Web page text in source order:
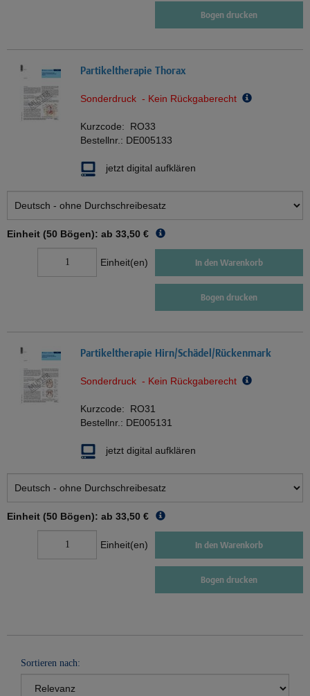
Bogen drucken
Partikeltherapie Thorax
Sonderdruck - Kein Rückgaberecht
Kurzcode: RO33
Bestellnr.: DE005133
jetzt digital aufklären
Einheit (50 Bögen): ab 33,50 €
Einheit(en) In den Warenkorb
Bogen drucken
Partikeltherapie Hirn/Schädel/Rückenmark
Sonderdruck - Kein Rückgaberecht
Kurzcode: RO31
Bestellnr.: DE005131
jetzt digital aufklären
Einheit (50 Bögen): ab 33,50 €
Einheit(en) In den Warenkorb
Bogen drucken
Sortieren nach: